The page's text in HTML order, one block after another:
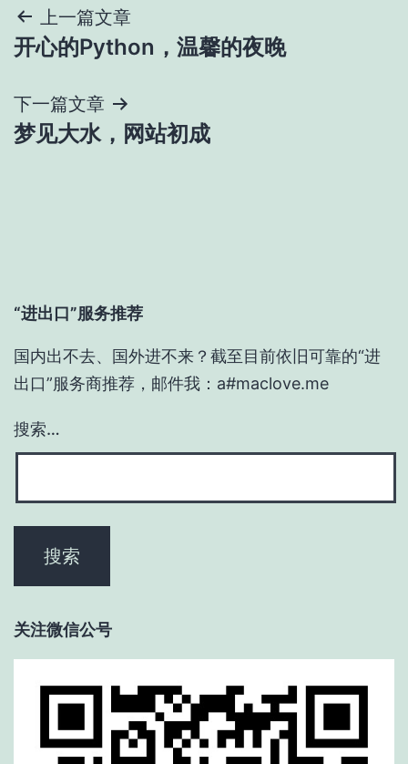
文
章
导
航
上一篇文章
开心的Python，温馨的夜晚
下一篇文章
梦见大水，网站初成
“进出口”服务推荐
国内出不去、国外进不来？截至目前依旧可靠的“进
出口”服务商推荐，邮件我：a#maclove.me
搜索…
关注微信公号